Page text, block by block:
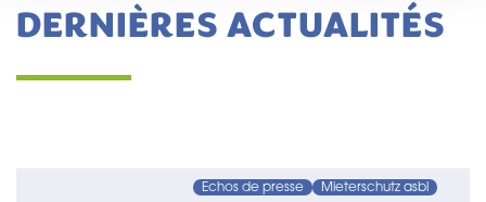
DERNIÈRES ACTUALITÉS
Echos de presse Mieterschutz asbl